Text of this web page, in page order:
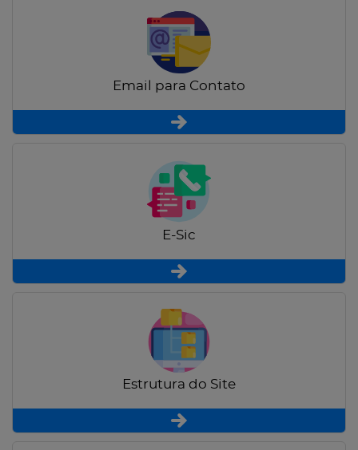
Email para Contato
E-Sic
Estrutura do Site